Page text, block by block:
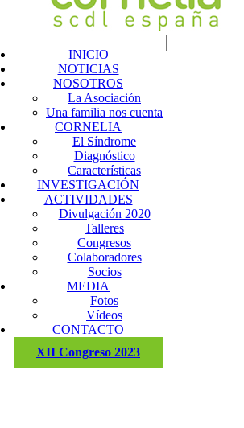
INICIO
NOTICIAS
NOSOTROS
La Asociación
Una familia nos cuenta
CORNELIA
El Síndrome
Diagnóstico
Características
INVESTIGACIÓN
ACTIVIDADES
Divulgación 2020
Talleres
Congresos
Colaboradores
Socios
MEDIA
Fotos
Vídeos
CONTACTO
XII Congreso 2023